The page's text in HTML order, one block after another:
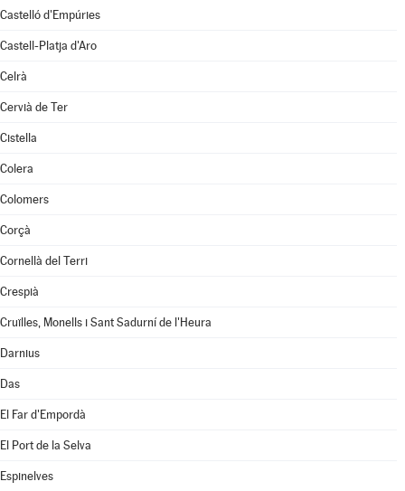
Castelló d'Empúries
Castell-Platja d'Aro
Celrà
Cervià de Ter
Cistella
Colera
Colomers
Corçà
Cornellà del Terri
Crespià
Cruïlles, Monells i Sant Sadurní de l'Heura
Darnius
Das
El Far d'Empordà
El Port de la Selva
Espinelves